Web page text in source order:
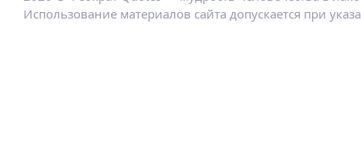
Использование материалов сайта допускается при